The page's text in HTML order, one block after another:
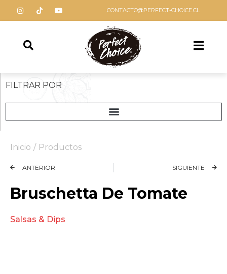
CONTACTO@PERFECT-CHOICE.CL
Inicio / Productos
ANTERIOR SIGUIENTE
Bruschetta De Tomate
Salsas & Dips
FILTRAR POR